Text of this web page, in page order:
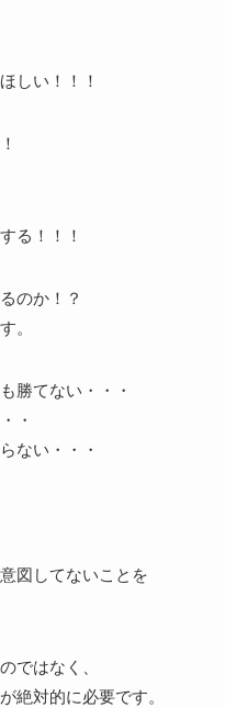
しい！！！
る！！！
のか！？
。
勝てない・・・
・
ない・・・
図してないことを
ではなく、
絶対的に必要です。